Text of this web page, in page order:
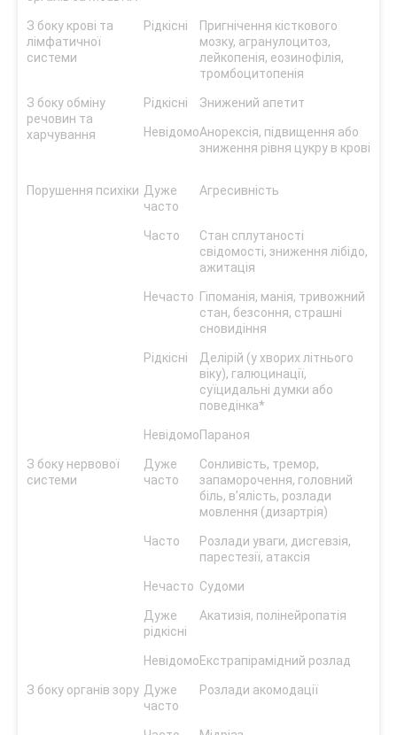
З боку крові та
лімфатичної
системи
Рідкісні
Пригнічення кісткового
мозку, агранулоцитоз,
лейкопенія, еозинофілія,
тромбоцитопенія
З боку обміну
речовин та
харчування
Рідкісні Знижений апетит
НевідомоАнорексія, підвищення або
зниження рівня цукру в крові
Порушення психіки Дуже
часто
Агресивність
Часто
Стан сплутаності
свідомості, зниження лібідо,
ажитація
Нечасто Гіпоманія, манія, тривожний
стан, безсоння, страшні
сновидіння
Рідкісні
Делірій (у хворих літнього
віку), галюцинації,
суїцидальні думки або
поведінка*
НевідомоПараноя
З боку нервової
системи
Дуже
часто
Сонливість, тремор,
запаморочення, головний
біль, в’ялість, розлади
мовлення (дизартрія)
Часто
Розлади уваги, дисгевзія,
парестезії, атаксія
Нечасто Судоми
Дуже
рідкісні
Акатизія, полінейропатія
НевідомоЕкстрапірамідний розлад
З боку органів зору Дуже
часто
Розлади акомодації